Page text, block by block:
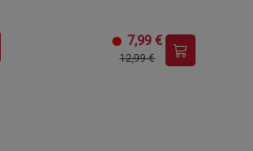
7,99 €
12,99 €